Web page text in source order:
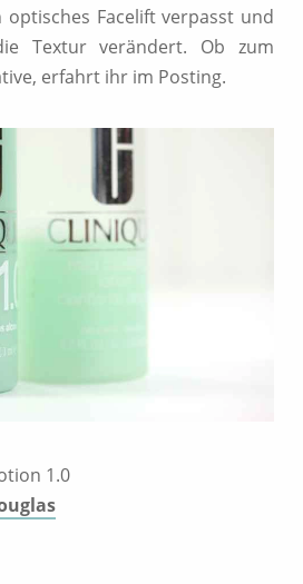
optisches Facelift verpasst und
Textur verändert. Ob zum
erfahrt ihr im Posting.
1.0